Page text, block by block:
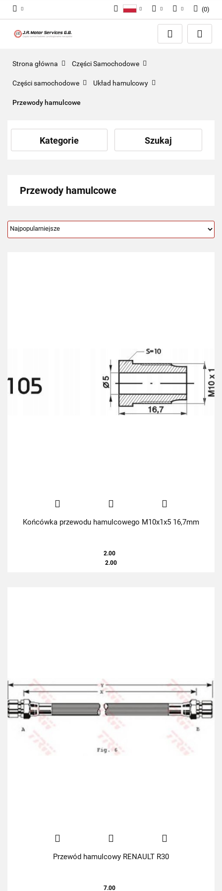
Zaloguj się
Dodaj zgłoszenie
(0)
Strona główna Części Samochodowe
Części samochodowe Układ hamulcowy
Przewody hamulcowe
Kategorie Szukaj
Przewody hamulcowe
Końcówka przewodu hamulcowego M10x1x5 16,7mm
2.00
2.00
Przewód hamulcowy RENAULT R30
7.00